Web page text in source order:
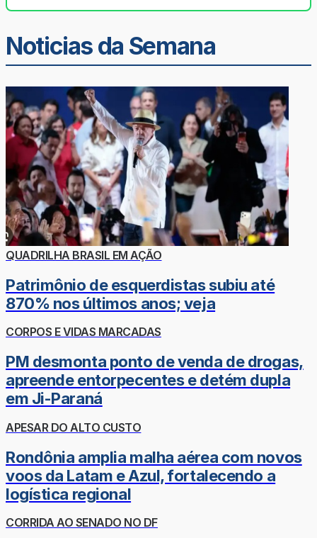
Noticias da Semana
QUADRILHA BRASIL EM AÇÃO
Patrimônio de esquerdistas subiu até
870% nos últimos anos; veja
CORPOS E VIDAS MARCADAS
PM desmonta ponto de venda de drogas,
apreende entorpecentes e detém dupla
em Ji-Paraná
APESAR DO ALTO CUSTO
Rondônia amplia malha aérea com novos
voos da Latam e Azul, fortalecendo a
logística regional
CORRIDA AO SENADO NO DF